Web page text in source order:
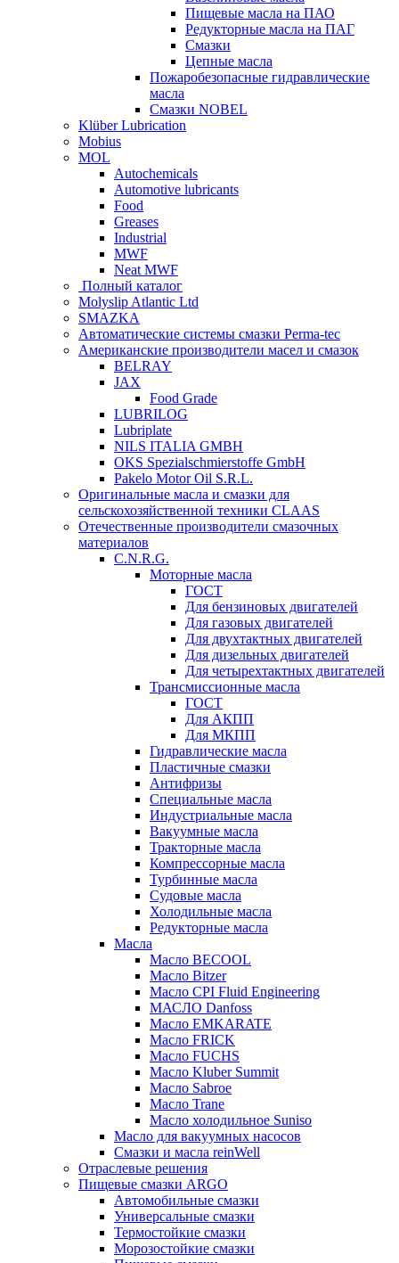
Пищевые масла на ПАО
Редукторные масла на ПАГ
Смазки
Цепные масла
Пожаробезопасные гидравлические
масла
Смазки NOBEL
Klüber Lubrication
Mobius
MOL
Autochemicals
Automotive lubricants
Food
Greases
Industrial
MWF
Neat MWF
Полный каталог
Molyslip Atlantic Ltd
SMAZKA
Автоматические системы смазки Perma-tec
Американские производители масел и смазок
BELRAY
JAX
Food Grade
LUBRILOG
Lubriplate
NILS ITALIA GMBH
OKS Spezialschmierstoffe GmbH
Pakelo Motor Oil S.R.L.
Оригинальные масла и смазки для
сельскохозяйственной техники CLAAS
Отечественные производители смазочных
материалов
C.N.R.G.
Моторные масла
ГОСТ
Для бензиновых двигателей
Для газовых двигателей
Для двухтактных двигателей
Для дизельных двигателей
Для четырехтактных двигателей
Трансмиссионные масла
ГОСТ
Для АКПП
Для МКПП
Гидравлические масла
Пластичные смазки
Антифризы
Специальные масла
Индустриальные масла
Вакуумные масла
Тракторные масла
Компрессорные масла
Турбинные масла
Судовые масла
Холодильные масла
Редукторные масла
Масла
Масло BECOOL
Масло Bitzer
Масло CPI Fluid Engineering
МАСЛО Danfoss
Масло EMKARATE
Масло FRICK
Масло FUCHS
Масло Kluber Summit
Масло Sabroe
Масло Trane
Масло холодильное Suniso
Масло для вакуумных насосов
Смазки и масла reinWell
Отраслевые решения
Пищевые смазки ARGO
Автомобильные смазки
Универсальные смазки
Термостойкие смазки
Морозостойкие смазки